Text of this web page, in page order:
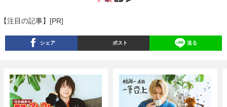
【注目の記事】[PR]
シェア ポスト 送る